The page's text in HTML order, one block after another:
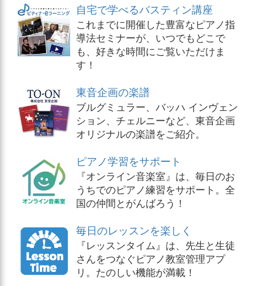
自宅で学べるバスティン講座
これまでに開催した豊富なピアノ指
導法セミナーが、いつでもどこで
も、好きな時間にご覧いただけま
す！
東音企画の楽譜
ブルグミュラー、バッハ インヴェン
ション、チェルニーなど、東音企画
オリジナルの楽譜をご紹介。
ピアノ学習をサポート
『オンライン音楽室』は、毎日のお
うちでのピアノ練習をサポート。全
国の仲間とがんばろう！
毎日のレッスンを楽しく
『レッスンタイム』は、先生と生徒
さんをつなぐピアノ教室管理アプ
リ。たのしい機能が満載！